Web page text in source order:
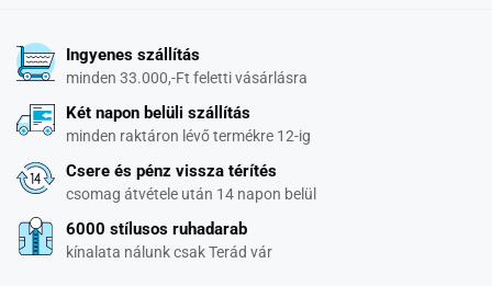
Ingyenes szállítás
minden 33.000,-Ft feletti vásárlásra
Két napon belüli szállítás
minden raktáron lévő termékre 12-ig
Csere és pénz vissza térítés
csomag átvétele után 14 napon belül
6000 stílusos ruhadarab
kínalata nálunk csak Terád vár